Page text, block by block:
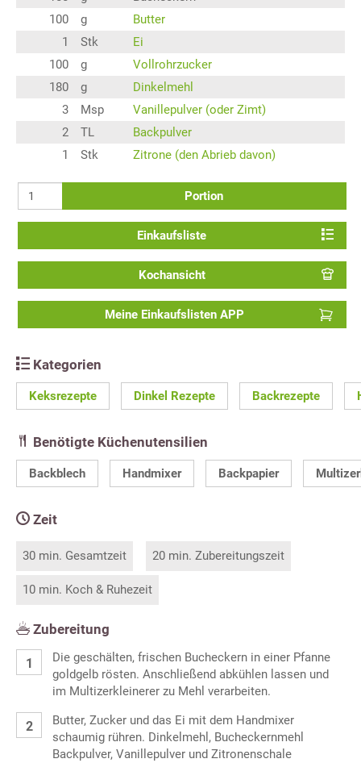
100
g
Butter
1
Stk
Ei
100
g
Vollrohrzucker
180
g
Dinkelmehl
3
Msp
Vanillepulver (oder Zimt)
2
TL
Backpulver
1
Stk Zitrone (den Abrieb davon)
Portion
Einkaufsliste
Kochansicht
Meine Einkaufslisten APP
Kategorien
Keksrezepte Dinkel Rezepte Backrezepte
Benötigte Küchenutensilien
Backblech Handmixer Backpapier
Zeit
30 min. Gesamtzeit 20 min. Zubereitungszeit
10 min. Koch & Ruhezeit
Zubereitung
Die geschälten, frischen Bucheckern in einer Pfanne
goldgelb rösten. Anschließend abkühlen lassen und
im Multizerkleinerer zu Mehl verarbeiten.
Butter, Zucker und das Ei mit dem Handmixer
schaumig rühren. Dinkelmehl, Bucheckernmehl
Backpulver, Vanillepulver und Zitronenschale